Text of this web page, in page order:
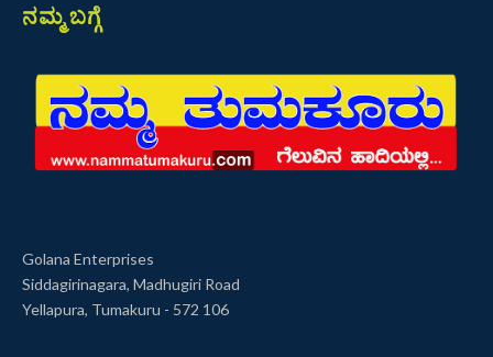
ನಮ್ಮ ಬಗ್ಗೆ
Golana Enterprises
Siddagirinagara, Madhugiri Road
Yellapura, Tumakuru - 572 106